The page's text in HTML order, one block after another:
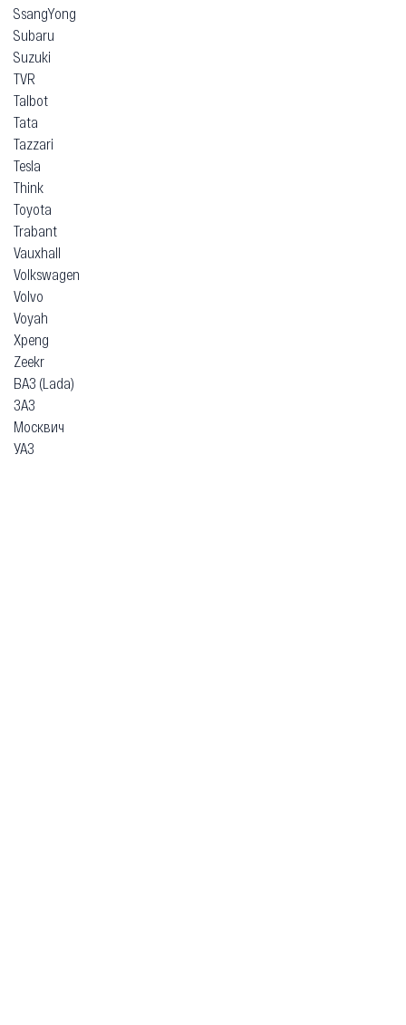
SsangYong
Subaru
Suzuki
TVR
Talbot
Tata
Tazzari
Tesla
Think
Toyota
Trabant
Vauxhall
Volkswagen
Volvo
Voyah
Xpeng
Zeekr
ВАЗ (Lada)
ЗАЗ
Москвич
УАЗ